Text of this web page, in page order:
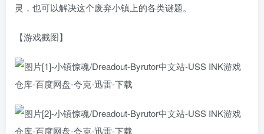
灵，也可以解决这个废弃小镇上的各类谜题。
【游戏截图】